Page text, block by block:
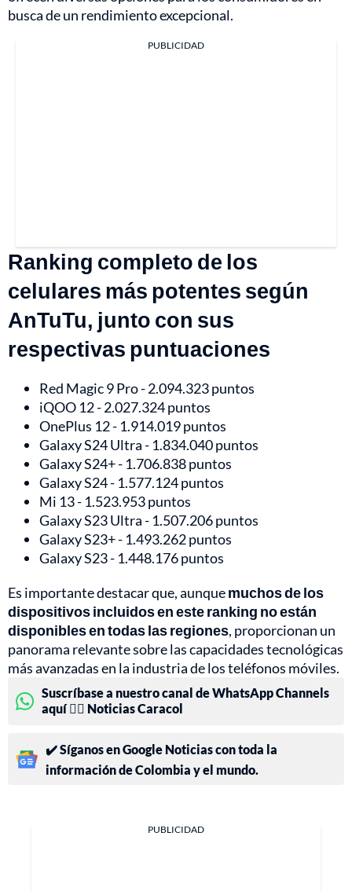
busca de un rendimiento excepcional.
PUBLICIDAD
Ranking completo de los
celulares más potentes según
AnTuTu, junto con sus
respectivas puntuaciones
Red Magic 9 Pro - 2.094.323 puntos
iQOO 12 - 2.027.324 puntos
OnePlus 12 - 1.914.019 puntos
Galaxy S24 Ultra - 1.834.040 puntos
Galaxy S24+ - 1.706.838 puntos
Galaxy S24 - 1.577.124 puntos
Mi 13 - 1.523.953 puntos
Galaxy S23 Ultra - 1.507.206 puntos
Galaxy S23+ - 1.493.262 puntos
Galaxy S23 - 1.448.176 puntos
Es importante destacar que, aunquemuchos de los
dispositivos incluidos en este ranking no están
disponibles en todas las regiones, proporcionan un
panorama relevante sobre las capacidades tecnológicas
más avanzadas en la industria de los teléfonos móviles.
Suscríbase a nuestro canal de WhatsApp Channels
aquí 👉🏻 Noticias Caracol
✔️ Síganos en Google Noticias con toda la
información de Colombia y el mundo.
PUBLICIDAD